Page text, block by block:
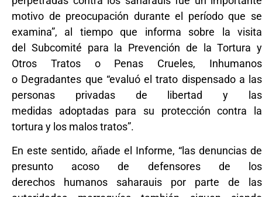
motivo de preocupación durante el período que se
examina”, al tiempo que informa sobre la visita
del Subcomité para la Prevención de la Tortura y
Otros Tratos o Penas Crueles, Inhumanos
o Degradantes que “evaluó el trato dispensado a las
personas privadas de libertad y las
medidas adoptadas para su protección contra la
tortura y los malos tratos”.
En este sentido, añade el Informe, “las denuncias de
presunto acoso de defensores de los
derechos humanos saharauis por parte de las